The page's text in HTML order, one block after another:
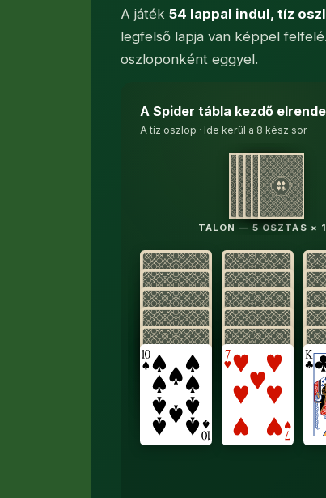
A játék 54 lappal indul, tíz
legfelső lapja van képpel
oszloponként eggyel.
Tíz oszlop: az első négyben
A Spider tábla kezdő
A tíz oszlop · Ide kerül a 8 kész sor
TALON — 5 OSZTÁS ×